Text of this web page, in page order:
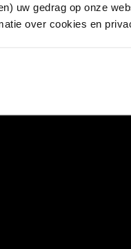
uw gedrag op onze
over cookies en